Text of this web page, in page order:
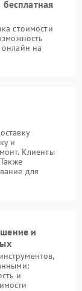
стоимости
на
и
Клиенты
для
и
и